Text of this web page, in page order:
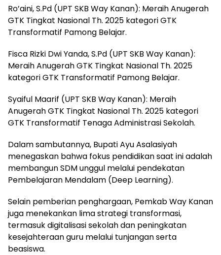
Ro’aini, S.Pd (UPT SKB Way Kanan): Meraih Anugerah
GTK Tingkat Nasional Th. 2025 kategori GTK
Transformatif Pamong Belajar.
Fisca Rizki Dwi Yanda, S.Pd (UPT SKB Way Kanan):
Meraih Anugerah GTK Tingkat Nasional Th. 2025
kategori GTK Transformatif Pamong Belajar.
Syaiful Maarif (UPT SKB Way Kanan): Meraih
Anugerah GTK Tingkat Nasional Th. 2025 kategori
GTK Transformatif Tenaga Administrasi Sekolah.
Dalam sambutannya, Bupati Ayu Asalasiyah
menegaskan bahwa fokus pendidikan saat ini adalah
membangun SDM unggul melalui pendekatan
Pembelajaran Mendalam (Deep Learning).
Selain pemberian penghargaan, Pemkab Way Kanan
juga menekankan lima strategi transformasi,
termasuk digitalisasi sekolah dan peningkatan
kesejahteraan guru melalui tunjangan serta
beasiswa.